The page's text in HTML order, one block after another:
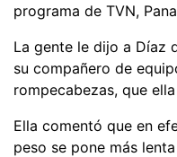
programa de TVN,
La gente le dijo a Díaz
su compañero de
rompecabezas, que
Ella comentó que en
peso se pone más